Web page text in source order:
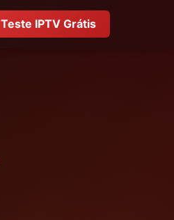
Teste IPTV Grátis